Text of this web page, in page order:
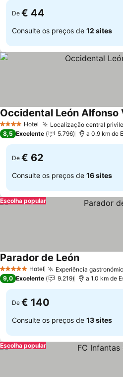
De € 44
Consulte os preços de 12 sites
4 EstrelasHotel Localização central
Occidental León Alfonso
8,5 Excelente 5.796 a 0.9 km de
De € 62
Consulte os preços de 16 sites
Escolha popular
5 Estrelas Hotel Experiência
Parador de LeónVer preços
9,0 Excelente 9.219 a 1.0 km de
De € 140
Consulte os preços de 13 sites
Escolha popular